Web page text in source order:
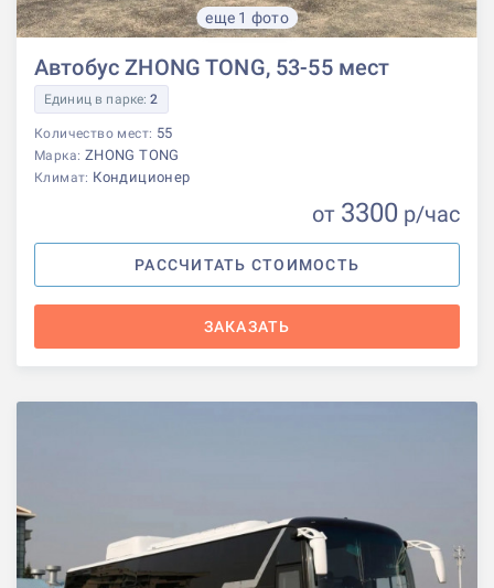
еще 1 фото
Автобус ZHONG TONG, 53-55 мест
Единиц в парке:2
Количество мест: 55
Марка: ZHONG TONG
Климат: Кондиционер
от 3300 р/час
РАССЧИТАТЬ СТОИМОСТЬ
ЗАКАЗАТЬ